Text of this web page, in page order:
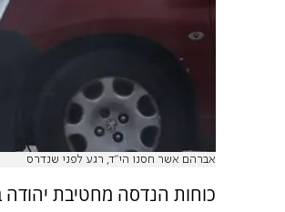
אברהם אשר חסנו הי"ד, רגע לפני שנדרס
כוחות הנדסה מחטיבת יהודה